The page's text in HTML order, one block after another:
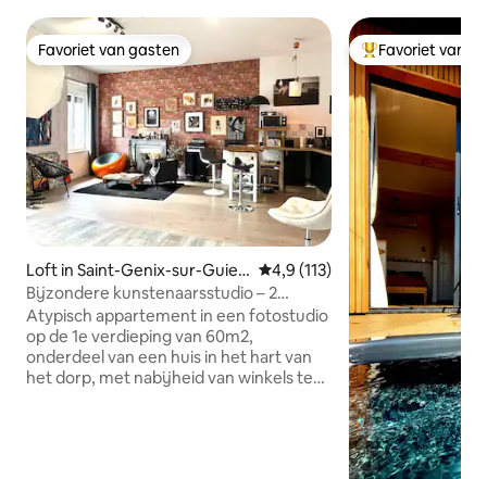
Favoriet van gasten
Favoriet van gasten
Loft in Saint-Genix-sur-Guier
s
Gemiddelde beoordeling van
4,9 (113)
Bijzondere kunstenaarsstudio – 2
personen
Atypisch appartement in een fotostudio
op de 1e verdieping van 60m2,
onderdeel van een huis in het hart van
het dorp, met nabijheid van winkels te
Topfavoriet van
Favoriet van